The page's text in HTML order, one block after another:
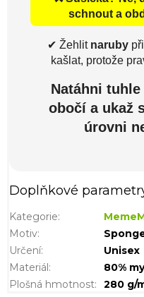
schnout a
✔ Žehlit narubypři
kašlat, protože
Natáhni
obočí a ukaž
úrovni
Doplňkové
Kategorie:
Motiv:
Určení:
Unisex
Materiál:
80%
Plošná hmotnost: 280 g/